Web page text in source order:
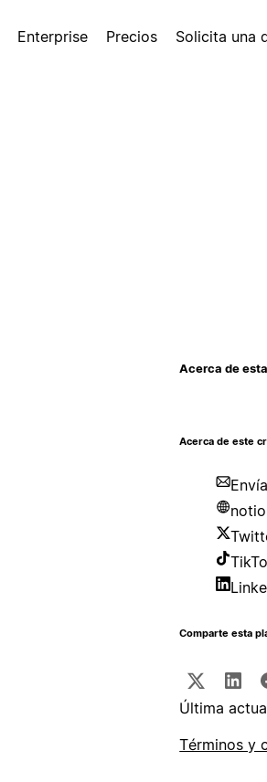
Enterprise Precios Solicita una
Acerca de
Acerca de este
Comparte esta
Última
Términos y